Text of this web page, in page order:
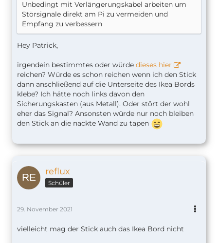
Unbedingt mit Verlängerungskabel arbeiten um
Störsignale direkt am Pi zu vermeiden und
Empfang zu verbessern
Hey Patrick,
irgendein bestimmtes oder würde dieses hier
reichen? Würde es schon reichen wenn ich den Stick
dann anschließend auf die Unterseite des Ikea Bords
klebe? Ich hätte noch links davon den
Sicherungskasten (aus Metall). Oder stört der wohl
eher das Signal? Ansonsten würde nur noch bleiben
den Stick an die nackte Wand zu tapen
reflux
Schüler
29. November 2021
vielleicht mag der Stick auch das Ikea Bord nicht